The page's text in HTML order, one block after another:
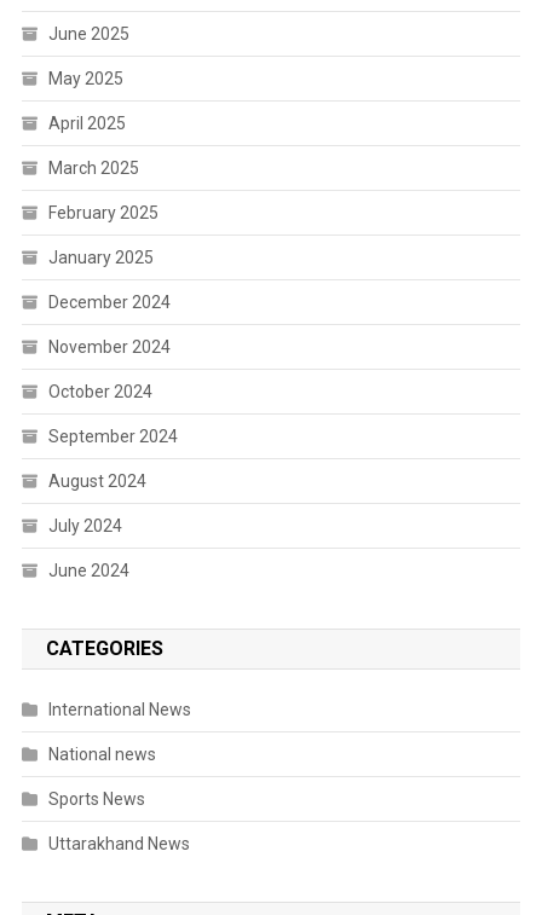
June 2025
May 2025
April 2025
March 2025
February 2025
January 2025
December 2024
November 2024
October 2024
September 2024
August 2024
July 2024
June 2024
CATEGORIES
International News
National news
Sports News
Uttarakhand News